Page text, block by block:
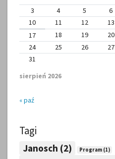
sierpień 2026
3
4 5 6
10
11 12 13
17
18 19 20
24
25 26 27
31
« paź
Tagi
Janosch (2) Program(1)